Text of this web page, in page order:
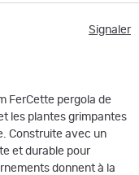
Signaler
FerCette pergola de
les plantes grimpantes
Construite avec un
et durable pour
donnent à la